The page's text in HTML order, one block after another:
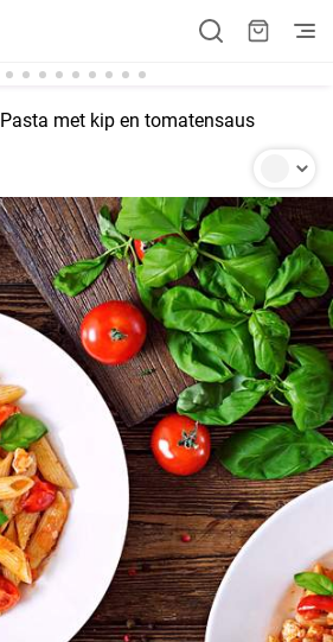
Pasta met kip en tomatensaus